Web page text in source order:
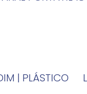
| PLÁSTICO